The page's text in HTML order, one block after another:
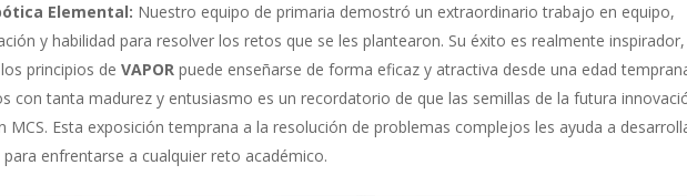
Elemental: Nuestro equipo de primaria demostró un extraordinario trabajo en equipo,
y habilidad para resolver los retos que se les plantearon. Su éxito es realmente
principios deVAPOR puede enseñarse de forma eficaz y atractiva desde una edad
con tanta madurez y entusiasmo es un recordatorio de que las semillas de la futura
MCS. Esta exposición temprana a la resolución de problemas complejos les ayuda a
enfrentarse a cualquier reto académico.